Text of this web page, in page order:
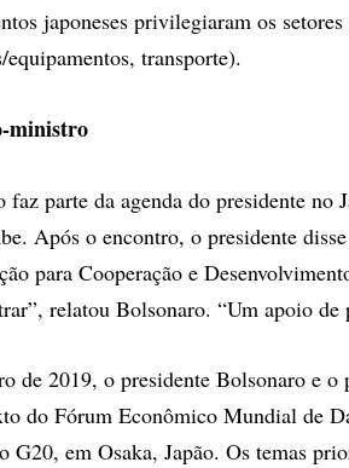
japoneses privilegiaram os
equipamentos, transporte).
ministro
faz parte da agenda do presidente
Após o encontro, o presidente
para Cooperação e
relatou Bolsonaro. “Um apoio de
de 2019, o presidente Bolsonaro e
do Fórum Econômico Mundial de
G20, em Osaka, Japão. Os temas